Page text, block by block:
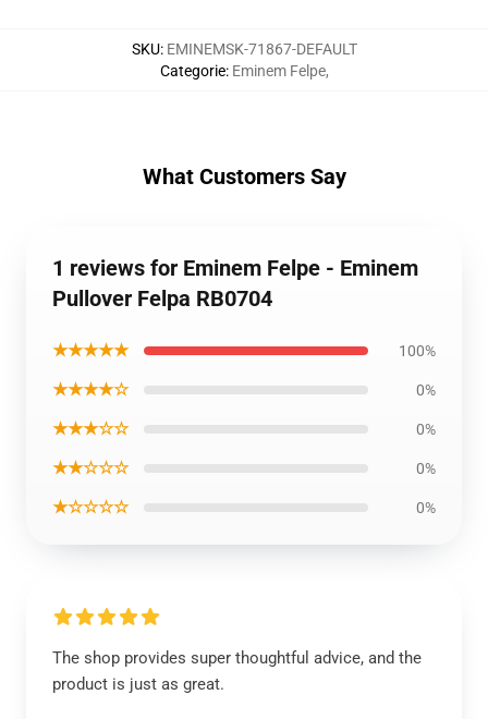
SKU: EMINEMSK-71867-DEFAULT
Categorie: Eminem Felpe,
What Customers Say
1 reviews for Eminem Felpe - Eminem
Pullover Felpa RB0704
★★★★★ 100%
★★★★☆ 0%
★★★☆☆ 0%
★★☆☆☆ 0%
★☆☆☆☆ 0%
The shop provides super thoughtful advice, and the
product is just as great.